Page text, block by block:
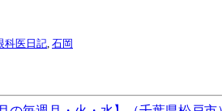
科医日記 石岡